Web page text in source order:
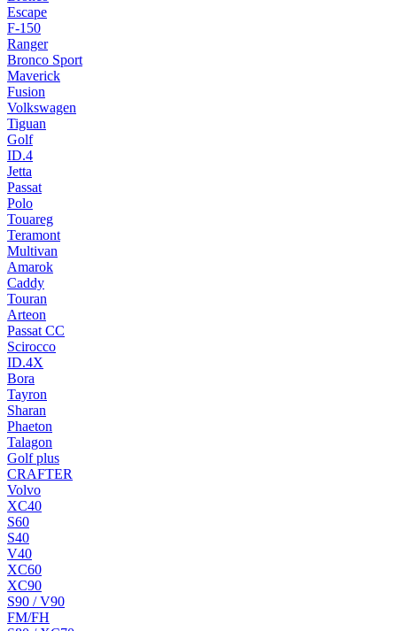
Escape
F-150
Ranger
Bronco Sport
Maverick
Fusion
Volkswagen
Tiguan
Golf
ID.4
Jetta
Passat
Polo
Touareg
Teramont
Multivan
Amarok
Caddy
Touran
Arteon
Passat CC
Scirocco
ID.4X
Bora
Tayron
Sharan
Phaeton
Talagon
Golf plus
CRAFTER
Volvo
XC40
S60
S40
V40
XC60
XC90
S90 / V90
FM/FH